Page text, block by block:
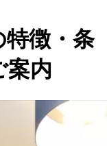
徴・条
案内